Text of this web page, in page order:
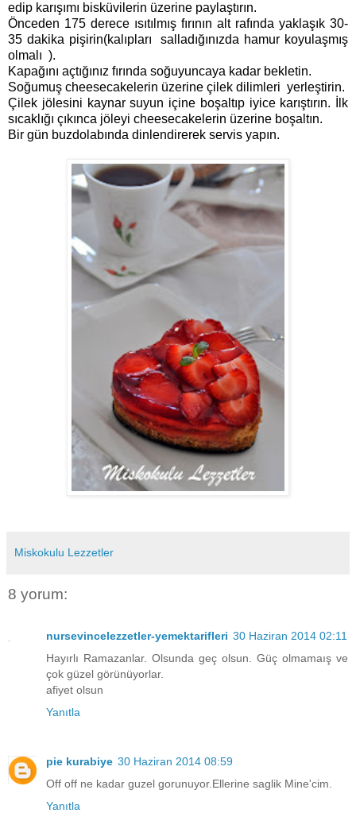
edip karışımı bisküvilerin üzerine paylaştırın.
Önceden 175 derece ısıtılmış fırının alt rafında yaklaşık 30-
35 dakika pişirin(kalıpları salladığınızda hamur koyulaşmış
olmalı ).
Kapağını açtığınız fırında soğuyuncaya kadar bekletin.
Soğumuş cheesecakelerin üzerine çilek dilimleri yerleştirin.
Çilek jölesini kaynar suyun içine boşaltıp iyice karıştırın. İlk
sıcaklığı çıkınca jöleyi cheesecakelerin üzerine boşaltın.
Bir gün buzdolabında dinlendirerek servis yapın.
Miskokulu Lezzetler
8 yorum:
nursevincelezzetler-yemektarifleri 30 Haziran 2014 02:11
Hayırlı Ramazanlar. Olsunda geç olsun. Güç olmamaış ve
çok güzel görünüyorlar.
afiyet olsun
Yanıtla
pie kurabiye 30 Haziran 2014 08:59
Off off ne kadar guzel gorunuyor.Ellerine saglik Mine'cim.
Yanıtla